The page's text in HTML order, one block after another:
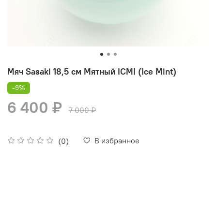
Мяч Sasaki 18,5 см Мятный ICMI (Ice Mint)
(0) В избранное
-9%
6 400 ₽ 7 000 ₽